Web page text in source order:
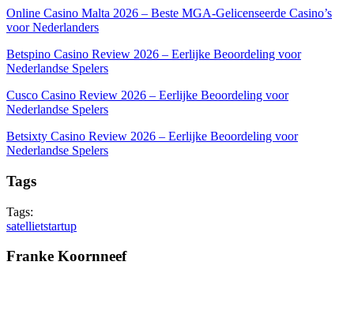
Online Casino Malta 2026 – Beste MGA-Gelicenseerde Casino’s
voor Nederlanders
Betspino Casino Review 2026 – Eerlijke Beoordeling voor
Nederlandse Spelers
Cusco Casino Review 2026 – Eerlijke Beoordeling voor
Nederlandse Spelers
Betsixty Casino Review 2026 – Eerlijke Beoordeling voor
Nederlandse Spelers
Tags
Tags:
satellietstartup
Franke Koornneef